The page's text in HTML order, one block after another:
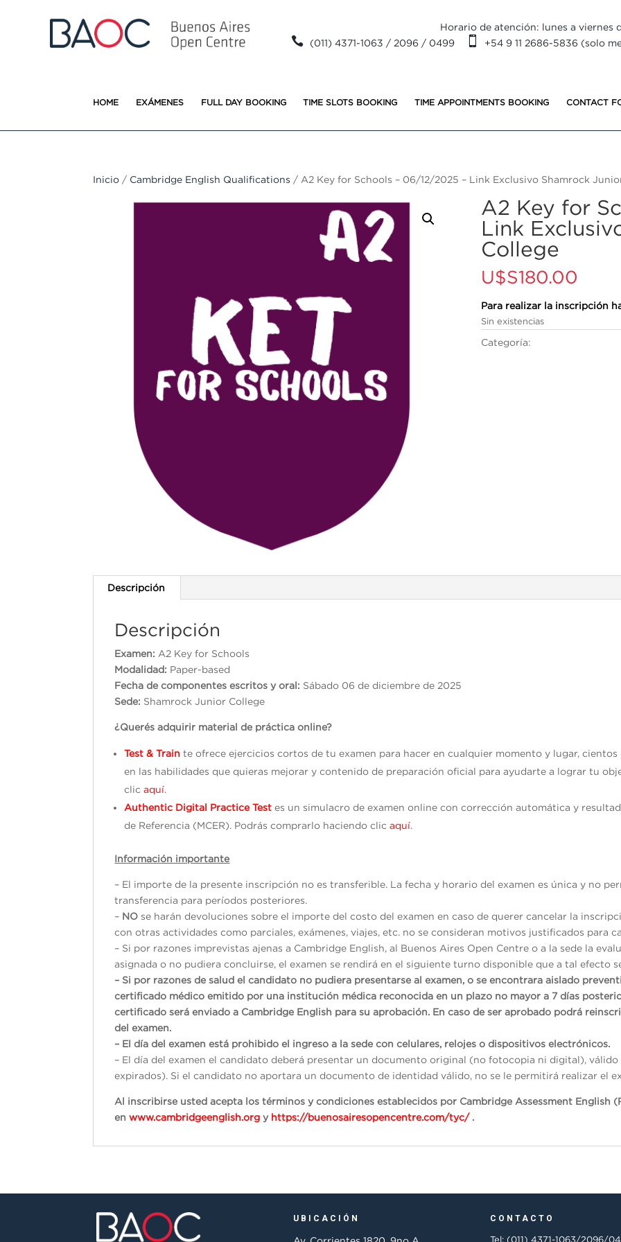
Horario de atención: lunes a viernes
 (011) 4371-1063 / 2096 / 0499  +54 9 11 2686-5836 (solo
HOME EXÁMENES FULL DAY BOOKING TIME SLOTS BOOKING TIME APPOINTMENTS BOOKING CONTACT
Inicio / Cambridge English Qualifications / A2 Key for Schools – 06/12/2025 – Link Exclusivo Shamrock
A2 Key for
Link
College
U$S180.00
Para realizar la inscripción
Sin existencias
Categoría:
Descripción
Descripción
Examen: A2 Key for Schools
Modalidad: Paper-based
Fecha de componentes escritos y oral: Sábado 06 de diciembre de 2025
Sede: Shamrock Junior College
¿Querés adquirir material de práctica online?
Test & Train te ofrece ejercicios cortos de tu examen para hacer en cualquier momento y lugar,
en las habilidades que quieras mejorar y contenido de preparación oficial para ayudarte a lograr tu
clicaquí
Authentic Digital Practice Test es un simulacro de examen online con corrección automática y
de Referencia (MCER). Podrás comprarlo haciendo clic aquí
Información importante
– El importe de la presente inscripción no es transferible. La fecha y horario del examen es única y no
transferencia para períodos posteriores.
– NO se harán devoluciones sobre el importe del costo del examen en caso de querer cancelar la
con otras actividades como parciales, exámenes, viajes, etc. no se consideran motivos justificados para
– Si por razones imprevistas ajenas a Cambridge English, al Buenos Aires Open Centre o a la sede la
asignada o no pudiera concluirse, el examen se rendirá en el siguiente turno disponible que a tal efecto
– Si por razones de salud el candidato no pudiera presentarse al examen, o se encontrara aislado
certificado médico emitido por una institución médica reconocida en un plazo no mayor a 7 días
certificado será enviado a Cambridge English para su aprobación. En caso de ser aprobado podrá
del examen.
– El día del examen está prohibido el ingreso a la sede con celulares, relojes o dispositivos electrónicos.
– El día del examen el candidato deberá presentar un documento original (no fotocopia ni digital),
expirados). Si el candidato no aportara un documento de identidad válido, no se le permitirá realizar el
Al inscribirse usted acepta los términos y condiciones establecidos por Cambridge Assessment English
enwww.cambridgeenglish.org y https://buenosairesopencentre.com/tyc/.
UBICACIÓN CONTACTO
Tel: (011) 4371-1063/2096/